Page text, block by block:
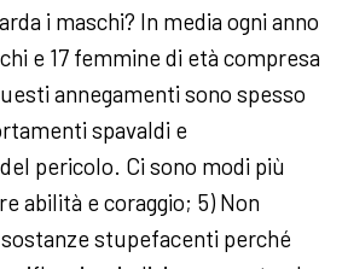
i maschi? In media ogni anno
e 17 femmine di età compresa
annegamenti sono spesso
spavaldi e
pericolo. Ci sono modi più
abilità e coraggio; 5) Non
stupefacenti perché